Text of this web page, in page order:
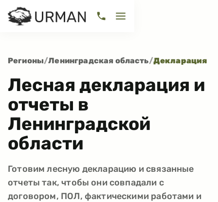
Регионы/Ленинградская область/Декларация
Лесная декларация и
отчеты в
Ленинградской
области
Готовим лесную декларацию и связанные
отчеты так, чтобы они совпадали с
договором, ПОЛ, фактическими работами и